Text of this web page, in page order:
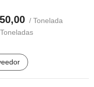
/ Tonelada